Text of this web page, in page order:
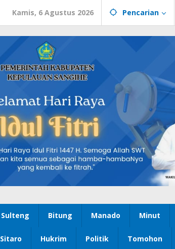
Kamis, 6 Agustus 2026 Pencarian
Sulteng Bitung Manado Minut
Sitaro Hukrim Politik Tomohon